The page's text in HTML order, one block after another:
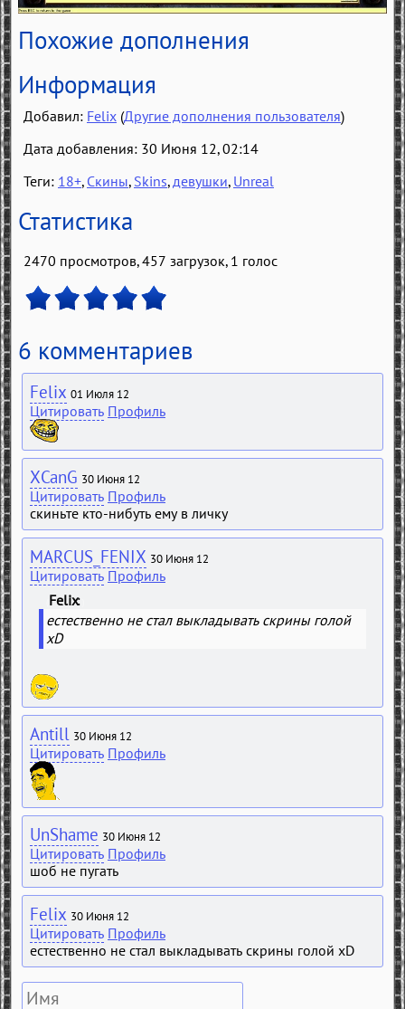
Похожие дополнения
Информация
Добавил: Felix (Другие дополнения пользователя)
Дата добавления: 30 Июня 12, 02:14
Теги: 18+, Скины, Skins,девушки, Unreal
Статистика
2470 просмотров, 457 загрузок, 1 голос
6 комментариев
Felix 01 Июля 12
Цитировать Профиль
XCanG 30 Июня 12
Цитировать Профиль
скиньте кто-нибуть ему в личку
MARCUS_FENIX 30 Июня 12
Цитировать Профиль
Felix
естественно не стал выкладывать скрины голой
xD
Antill 30 Июня 12
Цитировать Профиль
UnShame 30 Июня 12
Цитировать Профиль
шоб не пугать
Felix 30 Июня 12
Цитировать Профиль
естественно не стал выкладывать скрины голой xD